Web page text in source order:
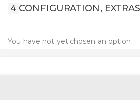
4 CONFIGURATION, EXTRAS
You have not yet chosen an option.